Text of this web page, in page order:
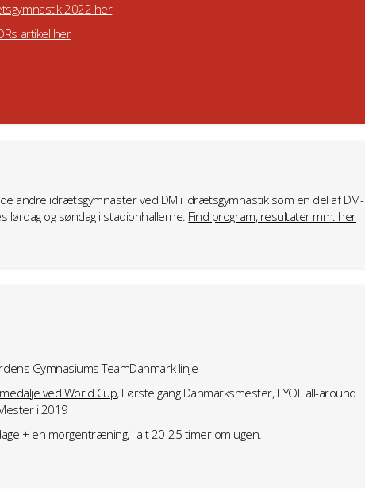
2022 her
artikel her
de andre idrætsgymnaster ved DM i Idrætsgymnastik som en del af DM-
lørdag og søndag i stadionhallerne. Find program, resultater mm. her
Gymnasiums TeamDanmark linje
ved World Cup, Første gang Danmarksmester, EYOF all-around
i 2019
+ en morgentræning, i alt 20-25 timer om ugen.